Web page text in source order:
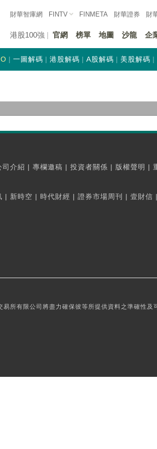
財華智庫網 FINTV FINMETA 財華證券 財
港股100強 官網 榜單 地圖 沙龍 企
一圖解碼 港股解碼 A股解碼 美股解碼
司介紹 | 專欄邀稿 | 投資者關係 | 版權聲明 |
| 新時空 | 時代財經 | 證券市場周刊 | 壹財信 |
易所有限公司將盡力確保彼等所提供資料之準確性